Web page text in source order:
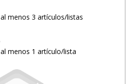
menos 3 artículos/listas
menos 1 artículo/lista